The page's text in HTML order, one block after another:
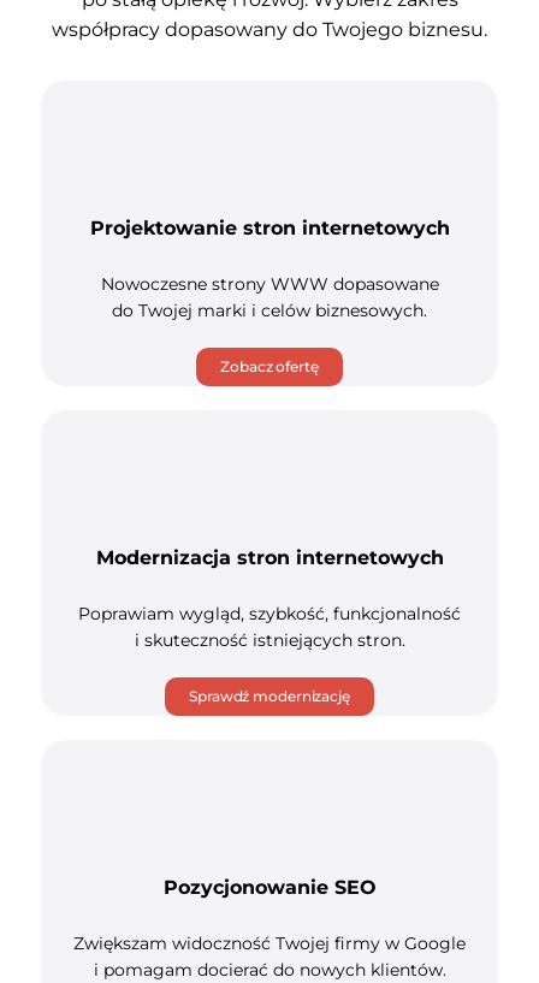
współpracy dopasowany do Twojego biznesu.
Projektowanie stron internetowych
Nowoczesne strony WWW dopasowane
do Twojej marki i celów biznesowych.
Zobacz ofertę
Modernizacja stron internetowych
Poprawiam wygląd, szybkość, funkcjonalność
i skuteczność istniejących stron.
Sprawdź modernizację
Pozycjonowanie SEO
Zwiększam widoczność Twojej firmy w Google
i pomagam docierać do nowych klientów.